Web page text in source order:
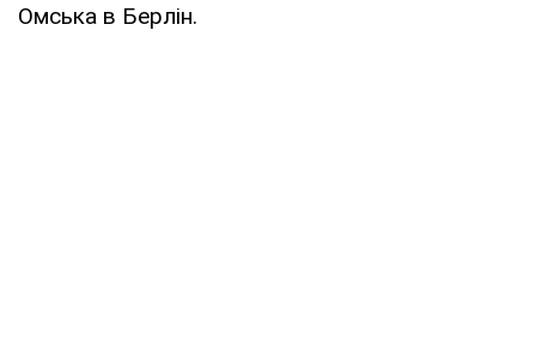
Омська в Берлін.